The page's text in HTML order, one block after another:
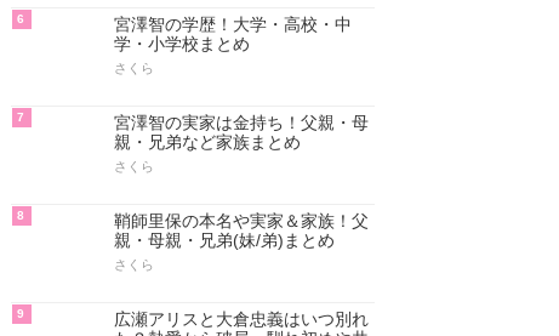
6
宮澤智の学歴！大学・高校・中
学・小学校まとめ
さくら
7
宮澤智の実家は金持ち！父親・母
親・兄弟など家族まとめ
さくら
8
鞘師里保の本名や実家＆家族！父
親・母親・兄弟(妹/弟)まとめ
さくら
9
広瀬アリスと大倉忠義はいつ別れ